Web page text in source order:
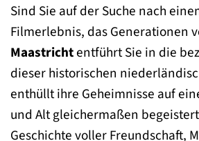
Sind Sie auf der Suche nach
Filmerlebnis, das Generationen
Maastrichtentführt Sie in die
dieser historischen
enthüllt ihre Geheimnisse auf
und Alt gleichermaßen
Geschichte voller Freundschaft,